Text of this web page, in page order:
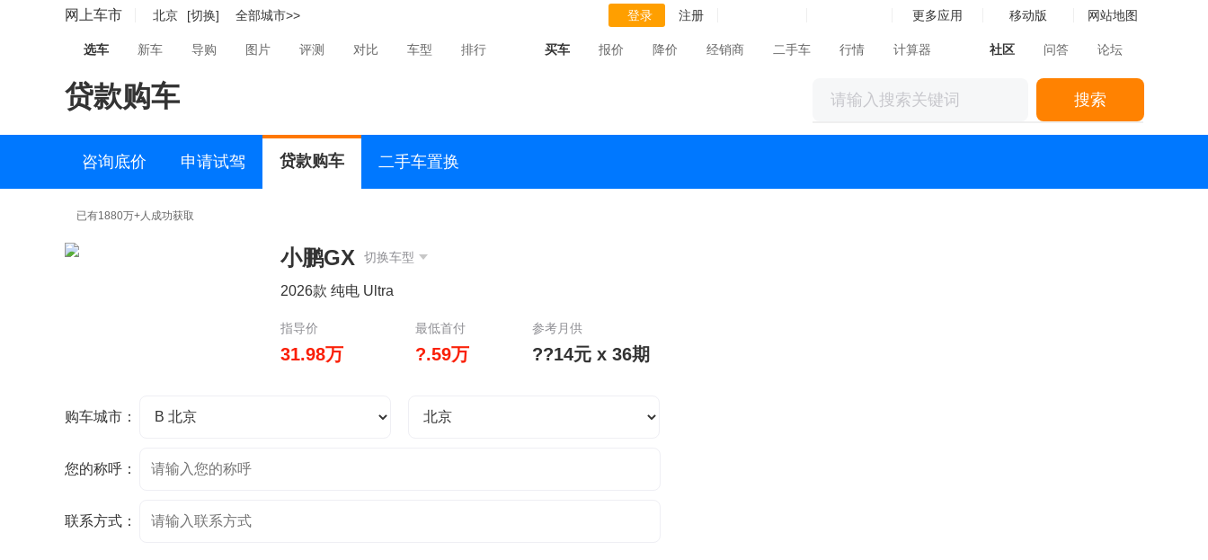
网上车市 北京 [切换] 全部城市>> 登录 注册 更多应用 移动版 网站地图
选车 新车 导购 图片 评测 对比 车型 排行 买车 报价 降价 经销商 二手车 行情 计算器 社区 问答 论坛
贷款购车 搜索
咨询底价 申请试驾 贷款购车 二手车置换
已有1880万+人成功获取
小鹏GX 切换车型
2026款 纯电 Ultra
指导价 最低首付 参考月供
31.98万 ?.59万 ??14元 x 36期
购车城市：
您的称呼：
联系方式：